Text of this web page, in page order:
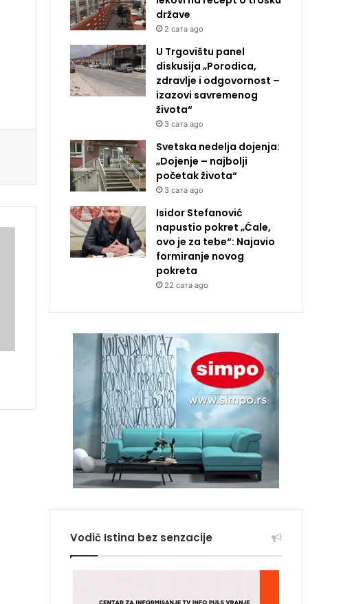
države
2 сата ago
U Trgovištu panel
diskusija „Porodica,
zdravlje i odgovornost –
izazovi savremenog
života“
3 сата ago
Svetska nedelja dojenja:
„Dojenje – najbolji
početak života“
3 сата ago
Isidor Stefanović
napustio pokret „Ćale,
ovo je za tebe“: Najavio
formiranje novog
pokreta
22 сата ago
Vodič Istina bez senzacije